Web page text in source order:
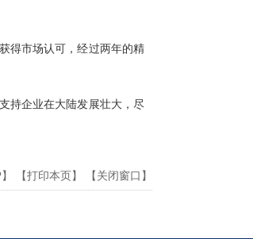
得市场认可，经过两年的精
持企业在大陆发展壮大，尽
】 【打印本页 】 【 关闭窗口 】